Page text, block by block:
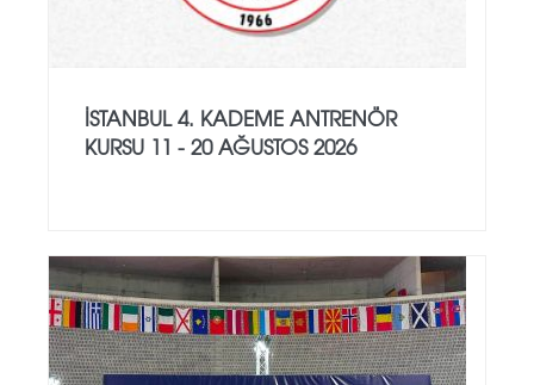
İSTANBUL 4. KADEME ANTRENÖR
KURSU 11 - 20 AĞUSTOS 2026